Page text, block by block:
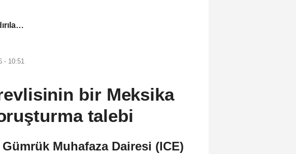
- 10:51
bir Meksika
talebi
Muhafaza Dairesi (ICE)